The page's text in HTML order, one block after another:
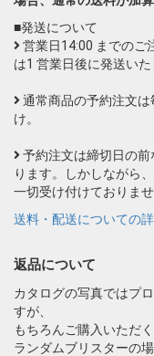
■発送について
営業日14:00 までのご
は1 営業日後に発送いた
通常商品の予約注文
け。
予約注文は締切日の
ります。しかしながら
一切受け付けておりませ
送料・配送についての
返品について
カタログの写真ではプ
すが、
もちろんご購入いただ
ランダムブリスターの